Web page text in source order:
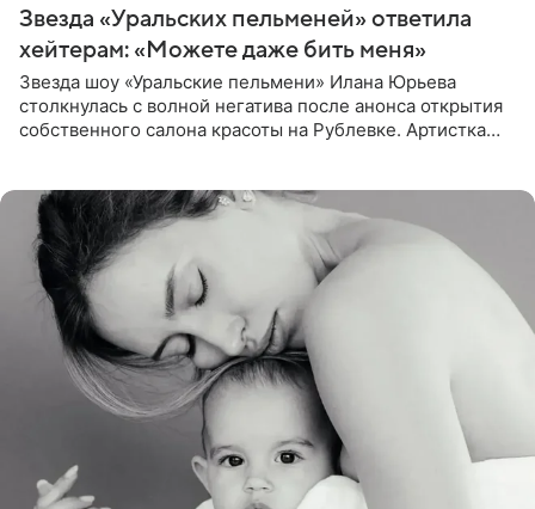
Звезда «Уральских пельменей» ответила
хейтерам: «Можете даже бить меня»
Звезда шоу «Уральские пельмени» Илана Юрьева
столкнулась с волной негатива после анонса открытия
собственного салона красоты на Рублевке. Артистка